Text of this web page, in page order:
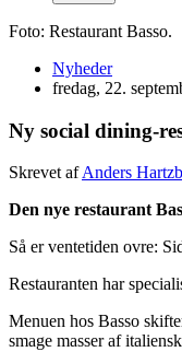
Foto: Restaurant Basso.
Nyheder
fredag, 22.
Ny social dining-
Skrevet afAnders
Den nye restaurant
Så er ventetiden ovre:
Restauranten har
Menuen hos Basso
smage masser af